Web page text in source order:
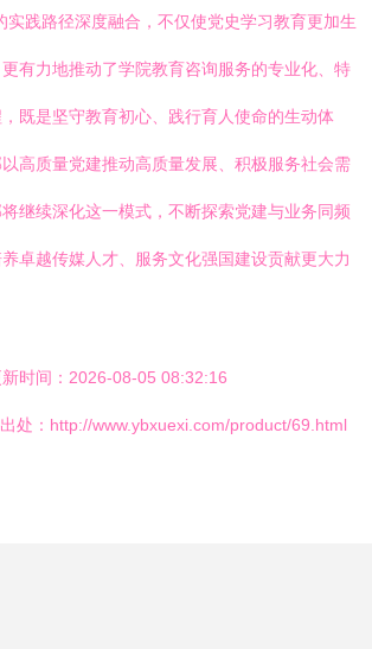
实践路径深度融合，不仅使党史学习教育更加生
有力地推动了学院教育咨询服务的专业化、特
既是坚守教育初心、践行育人使命的生动体
高质量党建推动高质量发展、积极服务社会需
继续深化这一模式，不断探索党建与业务同频
卓越传媒人才、服务文化强国建设贡献更大力
时间：2026-08-05 08:32:16
处：http://www.ybxuexi.com/product/69.html